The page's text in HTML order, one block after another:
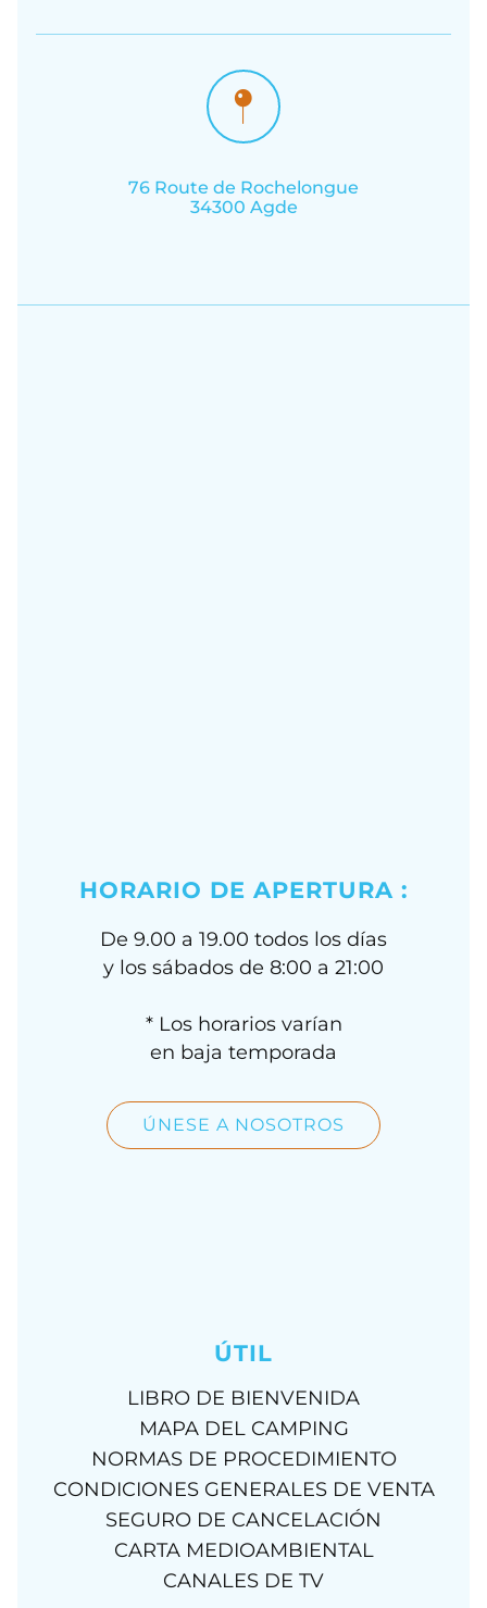
76 Route de Rochelongue
34300 Agde
HORARIO DE APERTURA :
De 9.00 a 19.00 todos los días
y los sábados de 8:00 a 21:00
* Los horarios varían
en baja temporada
ÚNESE A NOSOTROS
ÚTIL
LIBRO DE BIENVENIDA
MAPA DEL CAMPING
NORMAS DE PROCEDIMIENTO
CONDICIONES GENERALES DE VENTA
SEGURO DE CANCELACIÓN
CARTA MEDIOAMBIENTAL
CANALES DE TV